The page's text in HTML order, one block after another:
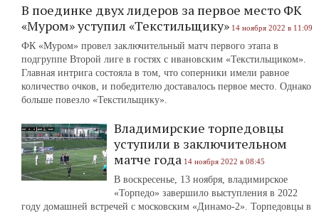
В поединке двух лидеров за первое место ФК
«Муром» уступил «Текстильщику» 14 ноября 2022 в 11:09
ФК «Муром» провел заключительный матч первого этапа в
подгруппе Второй лиге в гостях с ивановским «Текстильщиком».
Главная интрига состояла в том, что соперники имели равное
количество очков, и победителю доставалось первое место. Однако
больше повезло «Текстильщику».
Владимирские торпедовцы
уступили в заключительном
матче года 14 ноября 2022 в 08:45
В воскресенье, 13 ноября, владимирское
«Торпедо» завершило выступления в 2022
году домашней встречей с московским «Динамо-2». Торпедовцы в